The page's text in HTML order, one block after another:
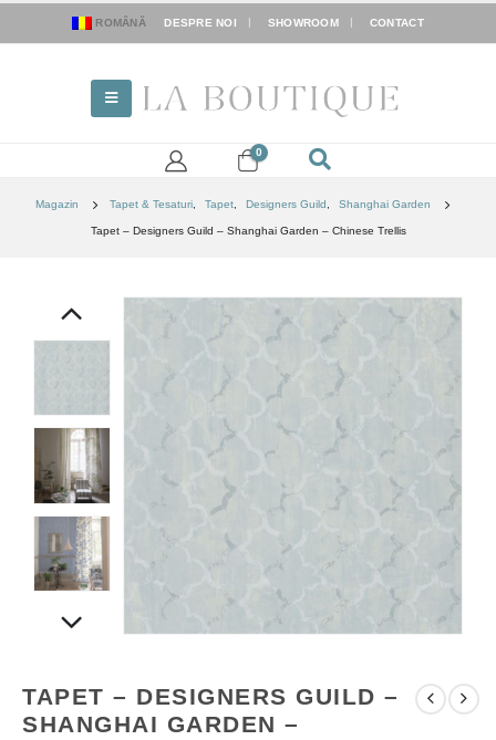
ROMÂNĂ DESPRE NOI SHOWROOM CONTACT
0
Magazin Tapet & Tesaturi, Tapet, Designers Guild Shanghai Garden
Tapet – Designers Guild – Shanghai Garden – Chinese Trellis
TAPET – DESIGNERS GUILD –
SHANGHAI GARDEN –